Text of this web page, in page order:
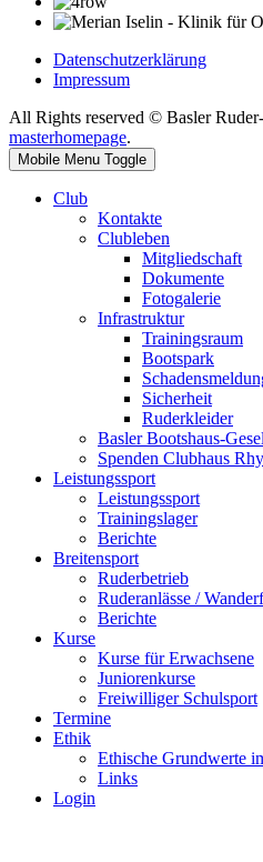
Datenschutzerklärung
Impressum
All Rights reserved © Basler
masterhomepage.
Mobile Menu Toggle
Club
Kontakte
Clubleben
Mitgliedschaft
Dokumente
Fotogalerie
Infrastruktur
Trainingsraum
Bootspark
Sicherheit
Ruderkleider
Basler Bootshaus-
Spenden Clubhaus
Leistungssport
Leistungssport
Trainingslager
Berichte
Breitensport
Ruderbetrieb
Ruderanlässe /
Berichte
Kurse
Kurse für Erwachsene
Juniorenkurse
Freiwilliger Schulsport
Termine
Ethik
Ethische Grundwerte
Links
Login